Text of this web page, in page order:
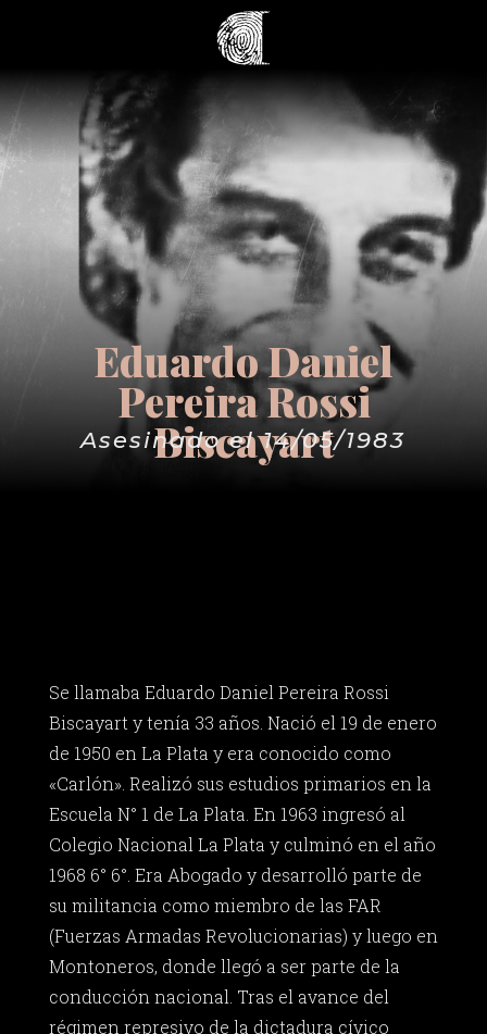
Eduardo Daniel
Pereira Rossi
Biscayart
Asesinado el 14/05/1983
Se llamaba Eduardo Daniel Pereira Rossi
Biscayart y tenía 33 años. Nació el 19 de enero
de 1950 en La Plata y era conocido como
«Carlón». Realizó sus estudios primarios en la
Escuela N° 1 de La Plata. En 1963 ingresó al
Colegio Nacional La Plata y culminó en el año
1968 6° 6°. Era Abogado y desarrolló parte de
su militancia como miembro de las FAR
(Fuerzas Armadas Revolucionarias) y luego en
Montoneros, donde llegó a ser parte de la
conducción nacional. Tras el avance del
régimen represivo de la dictadura cívico